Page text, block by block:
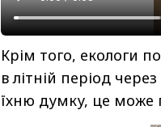
Крім того, екологи
в літній період
їхню думку, це може